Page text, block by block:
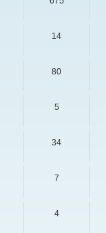
14
80
5
34
7
4